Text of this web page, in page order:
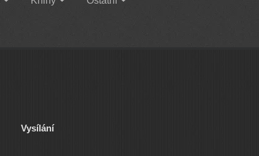
Vysílání